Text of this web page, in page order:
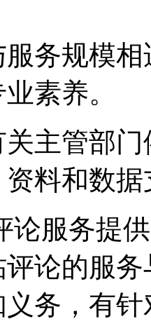
服务规模
素养。
关主管部
料和数
论服务提
论的服
务，有